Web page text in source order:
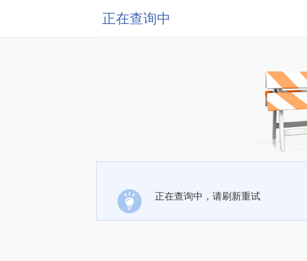
正在查询中
正在查询中，请刷新重试